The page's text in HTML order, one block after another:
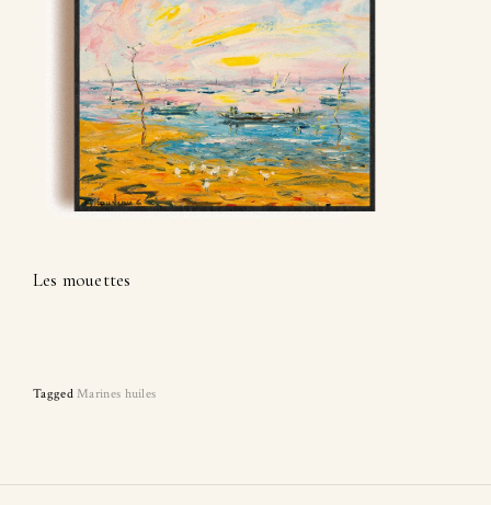
Les mouettes
TaggedMarines huiles